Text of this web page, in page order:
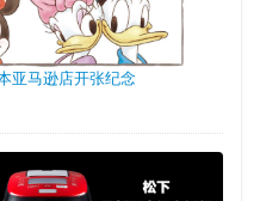
亚马逊店开张纪念